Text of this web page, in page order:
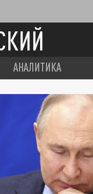
АНАЛИТИКА